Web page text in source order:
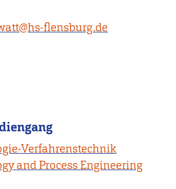
flensburg.de
Verfahrenstechnik
and Process Engineering